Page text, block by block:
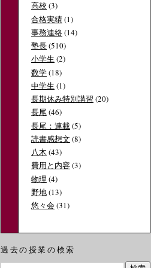
高校 (3)
合格実績(1)
事務連絡(14)
塾長(510)
小学生 (2)
数学(18)
中学生 (1)
長期休み特別講習 (20)
長尾(46)
長尾：連載(5)
読書感想文 (8)
八木 (43)
費用と内容(3)
物理 (4)
野地(13)
悠々会(31)
過去の授業の検索